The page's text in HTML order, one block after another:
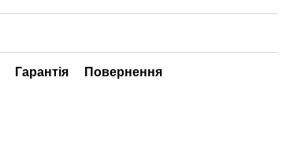
Гарантія Повернення